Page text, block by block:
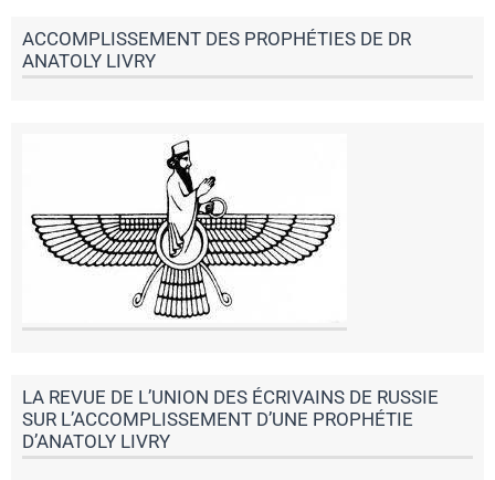
ACCOMPLISSEMENT DES PROPHÉTIES DE DR
ANATOLY LIVRY
LA REVUE DE L’UNION DES ÉCRIVAINS DE RUSSIE
SUR L’ACCOMPLISSEMENT D’UNE PROPHÉTIE
D’ANATOLY LIVRY